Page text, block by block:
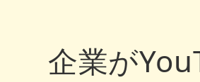
企業が